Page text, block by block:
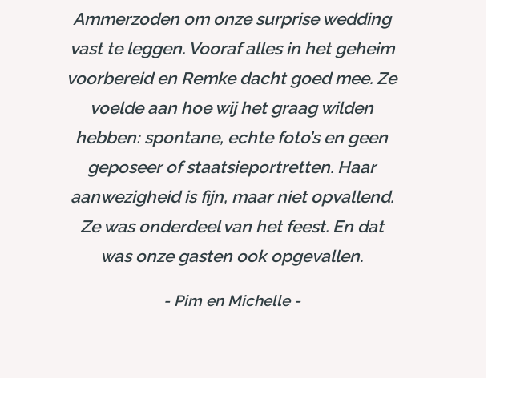
Ammerzoden om onze surprise wedding
vast te leggen. Vooraf alles in het geheim
voorbereid en Remke dacht goed mee. Ze
voelde aan hoe wij het graag wilden
hebben: spontane, echte foto’s en geen
geposeer of staatsieportretten. Haar
aanwezigheid is fijn, maar niet opvallend.
Ze was onderdeel van het feest. En dat
was onze gasten ook opgevallen.
- Pim en Michelle-